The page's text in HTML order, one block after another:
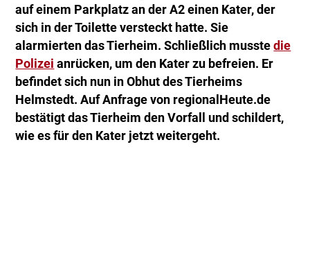
auf einem Parkplatz an der A2 einen Kater, der
sich in der Toilette versteckt hatte. Sie
alarmierten das Tierheim. Schließlich musstedie
Polizei anrücken, um den Kater zu befreien. Er
befindet sich nun in Obhut des Tierheims
Helmstedt. Auf Anfrage von regionalHeute.de
bestätigt das Tierheim den Vorfall und schildert,
wie es für den Kater jetzt weitergeht.